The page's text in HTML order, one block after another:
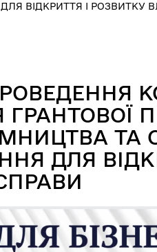
ВІДКРИТТЯ І РОЗВИТКУ
ГРАНТОВОЇ
ТА
ДЛЯ